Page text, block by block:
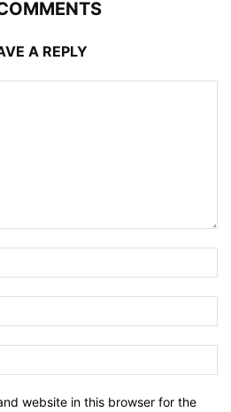
A REPLY
website in this browser for the